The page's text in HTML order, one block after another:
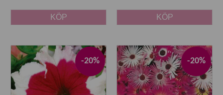
KÖP KÖP
-20% -20%